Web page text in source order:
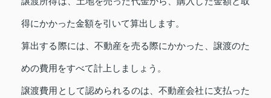
得にかかった金額を引いて算出します。
算出する際には、不動産を売る際にかかった、譲渡のた
めの費用をすべて計上しましょう。
譲渡費用として認められるのは、不動産会社に支払った